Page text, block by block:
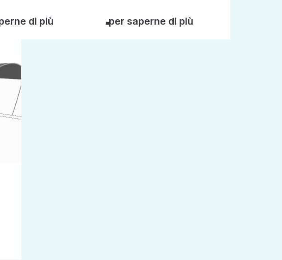
di più per saperne di più